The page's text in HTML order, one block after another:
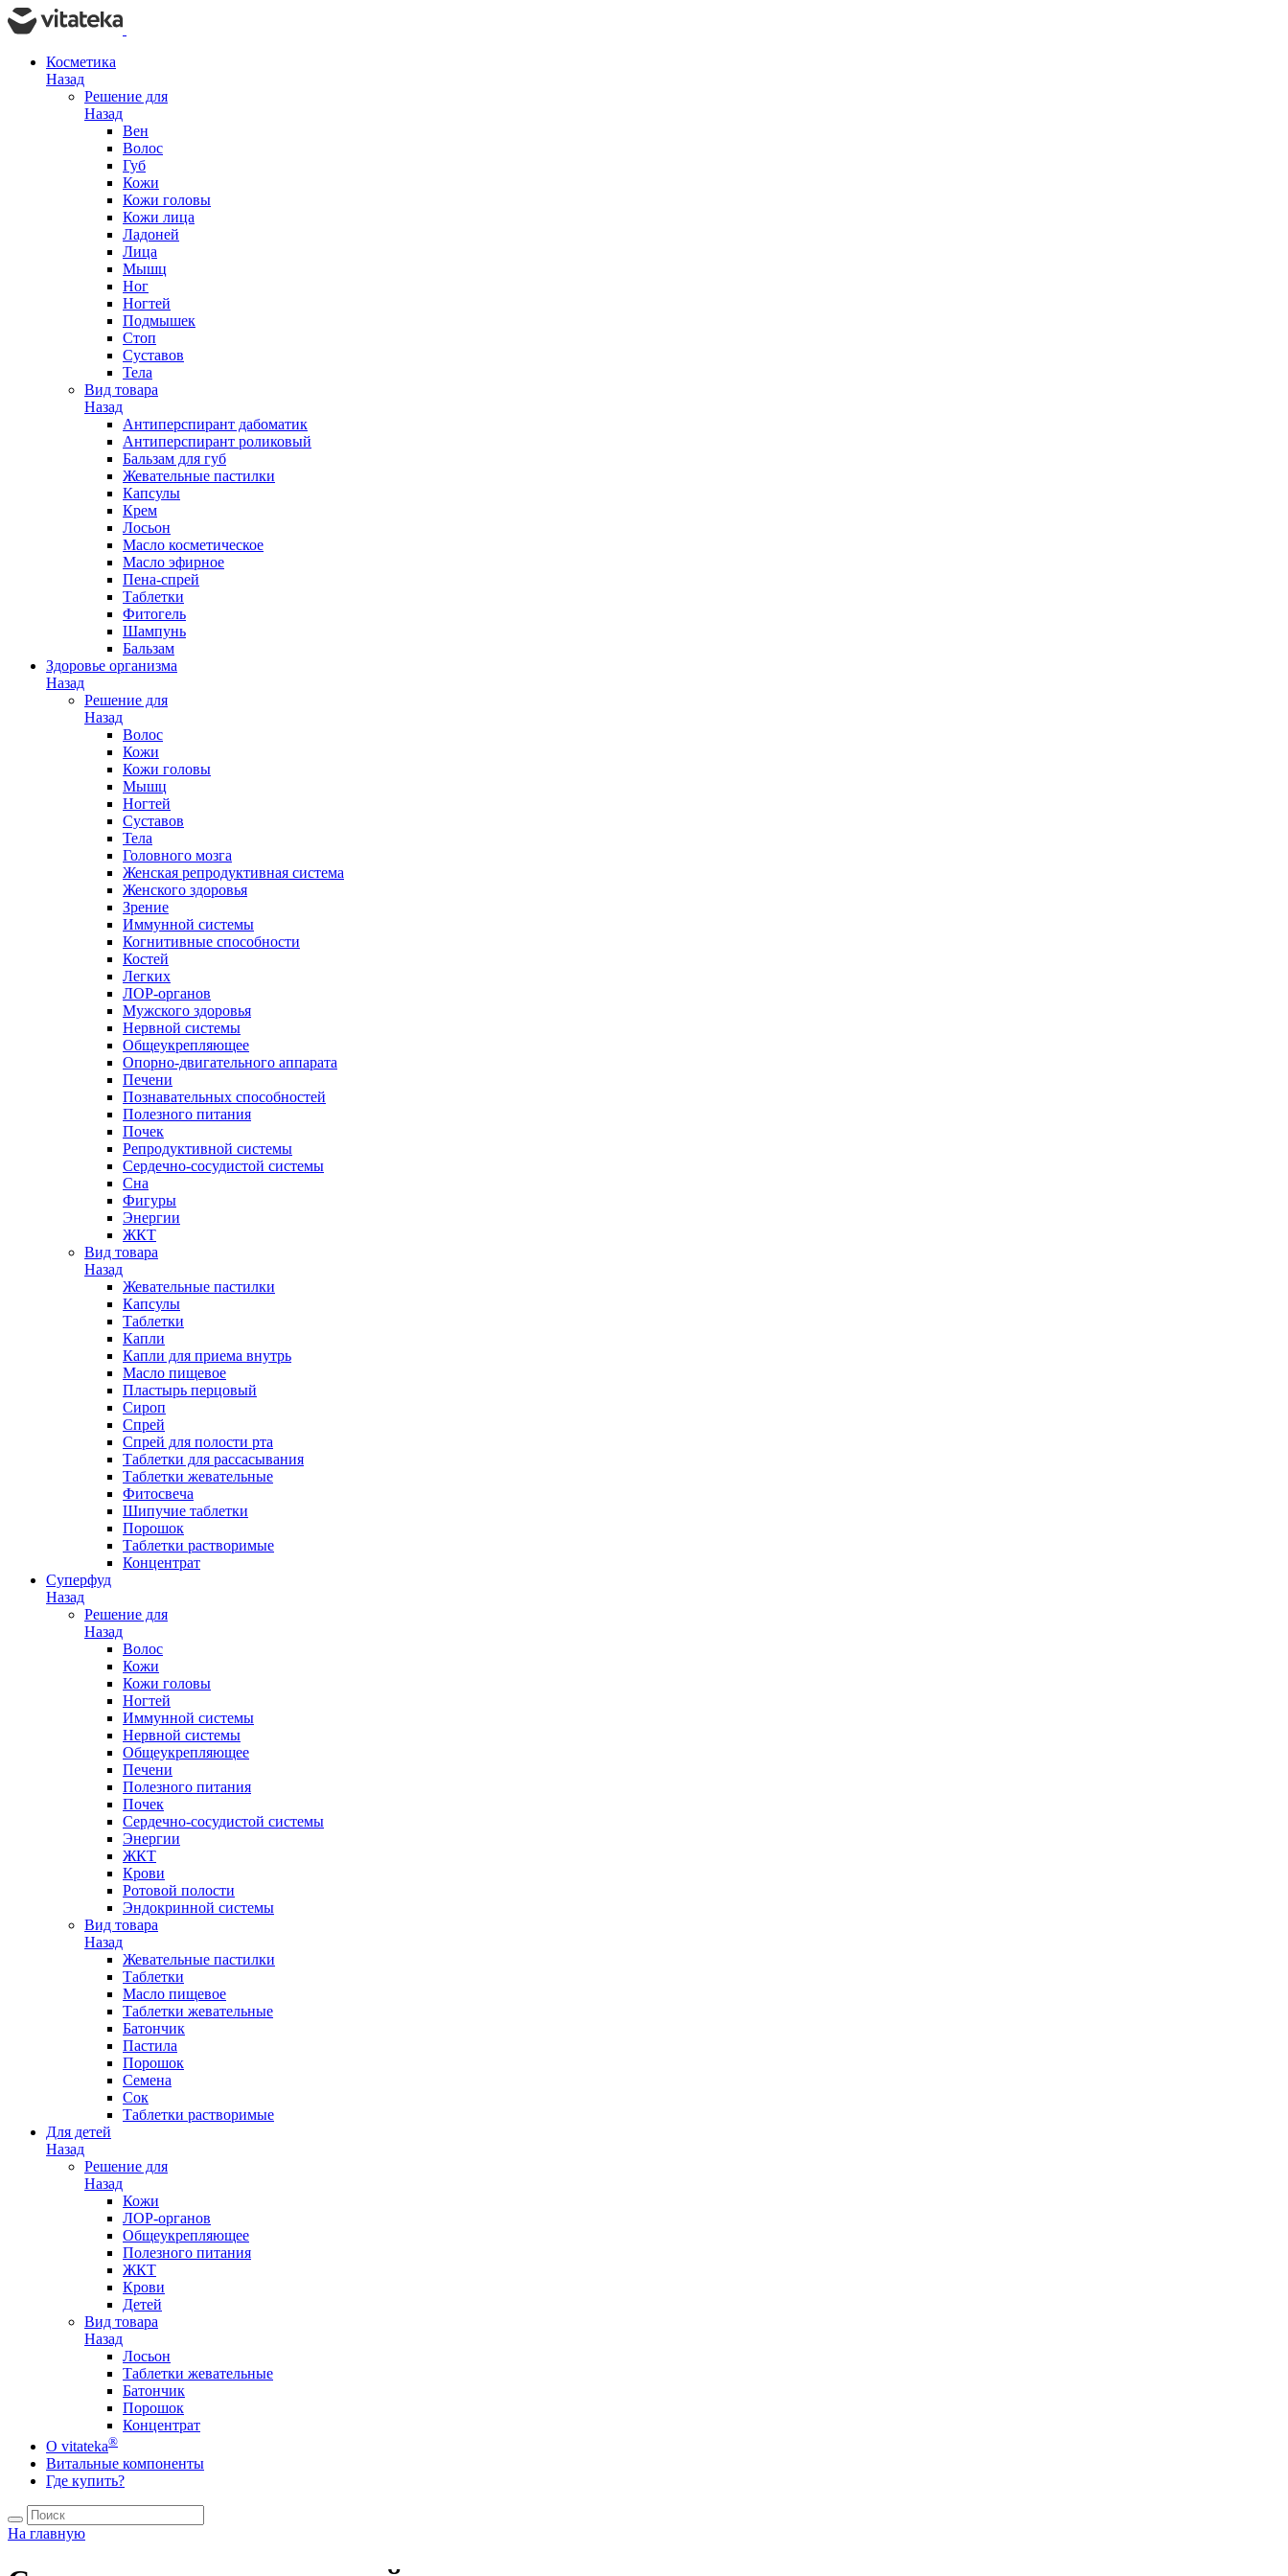
Косметика
Назад
Решение для
Назад
Вен
Волос
Губ
Кожи
Кожи головы
Кожи лица
Ладоней
Лица
Мышц
Ног
Ногтей
Подмышек
Стоп
Суставов
Тела
Вид товара
Назад
Антиперспирант дабоматик
Антиперспирант роликовый
Бальзам для губ
Жевательные пастилки
Капсулы
Крем
Лосьон
Масло косметическое
Масло эфирное
Пена-спрей
Таблетки
Фитогель
Шампунь
Бальзам
Здоровье организма
Назад
Решение для
Назад
Волос
Кожи
Кожи головы
Мышц
Ногтей
Суставов
Тела
Головного мозга
Женская репродуктивная система
Женского здоровья
Зрение
Иммунной системы
Когнитивные способности
Костей
Легких
ЛОР-органов
Мужского здоровья
Нервной системы
Общеукрепляющее
Опорно-двигательного аппарата
Печени
Познавательных способностей
Полезного питания
Почек
Репродуктивной системы
Сердечно-сосудистой системы
Сна
Фигуры
Энергии
ЖКТ
Вид товара
Назад
Жевательные пастилки
Капсулы
Таблетки
Капли
Капли для приема внутрь
Масло пищевое
Пластырь перцовый
Сироп
Спрей
Спрей для полости рта
Таблетки для рассасывания
Таблетки жевательные
Фитосвеча
Шипучие таблетки
Порошок
Таблетки растворимые
Концентрат
Суперфуд
Назад
Решение для
Назад
Волос
Кожи
Кожи головы
Ногтей
Иммунной системы
Нервной системы
Общеукрепляющее
Печени
Полезного питания
Почек
Сердечно-сосудистой системы
Энергии
ЖКТ
Крови
Ротовой полости
Эндокринной системы
Вид товара
Назад
Жевательные пастилки
Таблетки
Масло пищевое
Таблетки жевательные
Батончик
Пастила
Порошок
Семена
Сок
Таблетки растворимые
Для детей
Назад
Решение для
Назад
Кожи
ЛОР-органов
Общеукрепляющее
Полезного питания
ЖКТ
Крови
Детей
Вид товара
Назад
Лосьон
Таблетки жевательные
Батончик
Порошок
Концентрат
О vitateka®
Витальные компоненты
Где купить?
На главную